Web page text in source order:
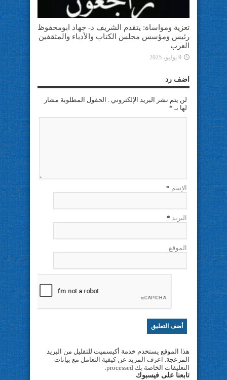
تعزية ومواساة: يتقدم الشريف د- جهاد ابومحفوظ
رئيس ومؤسس مجلس الكتاب والأدباء والمثقفين
العرب
9 يوليو، 2025
اضف رد
لن يتم نشر البريد الإلكتروني . الحقول المطلوبة مشار
لها بـ *
الإسم *
البريد *
الموقع
هذا الموقع يستخدم خدمة أكيسميت للتقليل من البريد
المزعجة. اعرف المزيد عن كيفية التعامل مع بيانات
التعليقات الخاصة بك processed
.
تابعنا على فيسبوك